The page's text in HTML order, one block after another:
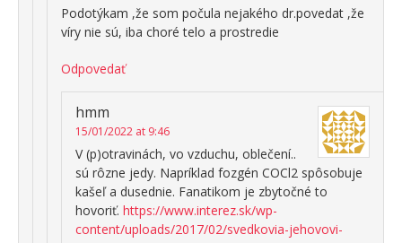
Podotýkam ,že som počula nejakého dr.povedat ,že
víry nie sú, iba choré telo a prostredie
Odpovedať
hmm
15/01/2022 at 9:46
V (p)otravinách, vo vzduchu, oblečení..
sú rôzne jedy. Napríklad fozgén COCl2 spôsobuje
kašeľ a dusednie. Fanatikom je zbytočné to
hovoriť. https://www.interez.sk/wp-
content/uploads/2017/02/svedkovia-jehovovi-